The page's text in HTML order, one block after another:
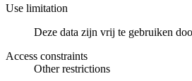
Use limitation
Deze data zijn vrij te gebruiken
Access constraints
Other restrictions